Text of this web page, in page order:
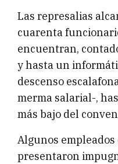
Las represalias
cuarenta
encuentran,
y hasta un
descenso
merma salarial-,
más bajo del
Algunos empleados
presentaron